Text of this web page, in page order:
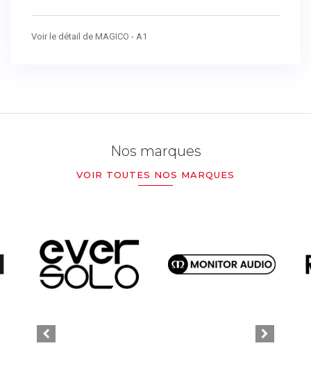
Voir le détail de MAGICO - A1
Nos marques
VOIR TOUTES NOS MARQUES